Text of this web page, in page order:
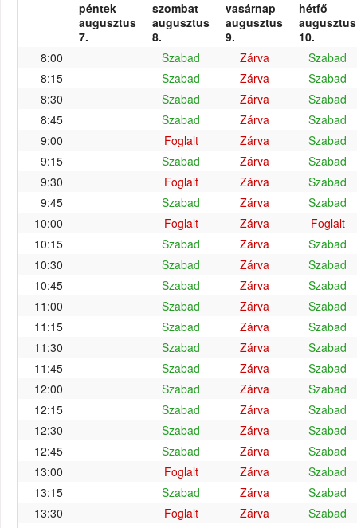
péntek
augusztus
7.
szombat
augusztus
8.
vasárnap
augusztus
9.
hétfő
augusztus
10.
8:00
Szabad Zárva
Szabad
8:15
Szabad Zárva
Szabad
8:30
Szabad Zárva
Szabad
8:45
Szabad Zárva
Szabad
9:00
Foglalt Zárva
Szabad
9:15
Szabad Zárva
Szabad
9:30
Foglalt Zárva
Szabad
9:45
Szabad Zárva
Szabad
10:00
Foglalt Zárva
Foglalt
10:15
Szabad Zárva
Szabad
10:30
Szabad Zárva
Szabad
10:45
Szabad Zárva
Szabad
11:00
Szabad Zárva
Szabad
11:15
Szabad Zárva
Szabad
11:30
Szabad Zárva
Szabad
11:45
Szabad Zárva
Szabad
12:00
Szabad Zárva
Szabad
12:15
Szabad Zárva
Szabad
12:30
Szabad Zárva
Szabad
12:45
Szabad Zárva
Szabad
13:00
Foglalt Zárva
Szabad
13:15
Szabad Zárva
Szabad
13:30
Foglalt Zárva
Szabad